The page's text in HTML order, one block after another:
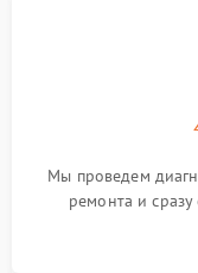
Мы проведем
ремонта и